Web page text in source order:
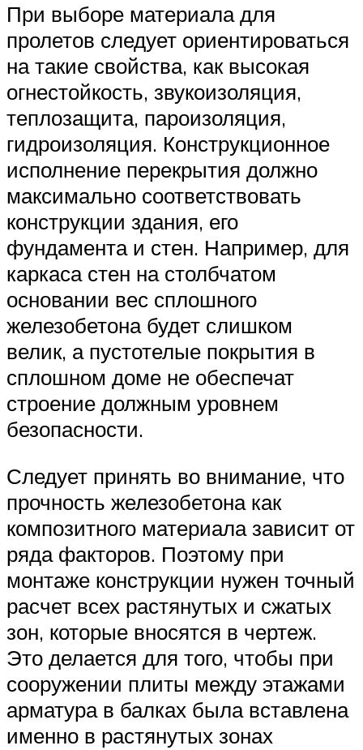
При выборе материала для
пролетов следует ориентироваться
на такие свойства, как высокая
огнестойкость, звукоизоляция,
теплозащита, пароизоляция,
гидроизоляция. Конструкционное
исполнение перекрытия должно
максимально соответствовать
конструкции здания, его
фундамента и стен. Например, для
каркаса стен на столбчатом
основании вес сплошного
железобетона будет слишком
велик, а пустотелые покрытия в
сплошном доме не обеспечат
строение должным уровнем
безопасности.
Следует принять во внимание, что
прочность железобетона как
композитного материала зависит от
ряда факторов. Поэтому при
монтаже конструкции нужен точный
расчет всех растянутых и сжатых
зон, которые вносятся в чертеж.
Это делается для того, чтобы при
сооружении плиты между этажами
арматура в балках была вставлена
именно в растянутых зонах